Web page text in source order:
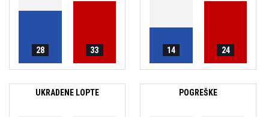
28 33 14 24
UKRADENE LOPTE POGREŠKE